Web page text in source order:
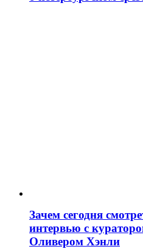
Зачем сегодня
интервью с
Оливером Хэнли